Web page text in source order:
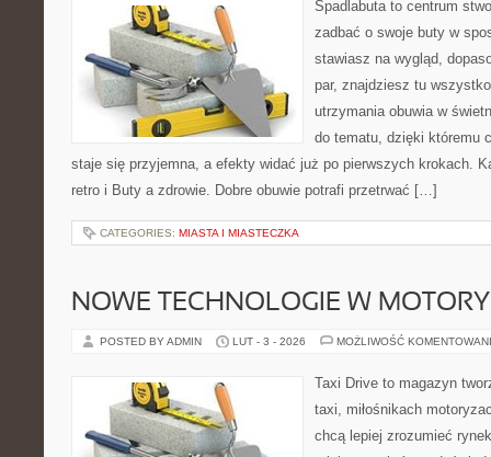
Spadlabuta to centrum
zadbać o swoje buty w
stawiasz na wygląd,
par, znajdziesz tu
utrzymania obuwia w
do tematu, dzięki któremu
staje się przyjemna, a efekty widać już po pierwszych krokach.
retro i Buty a zdrowie. Dobre obuwie potrafi przetrwać […]
CATEGORIES: MIASTA I MIASTECZKA
NOWE TECHNOLOGIE W
POSTED BY ADMIN LUT - 3 - 2026 MOŻLIWOŚĆ
Taxi Drive to magazyn
taxi, miłośnikach
chcą lepiej zrozumieć